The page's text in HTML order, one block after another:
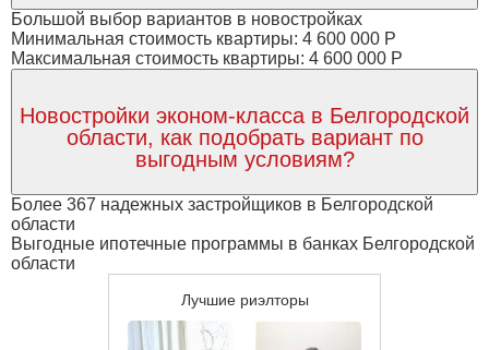
Большой выбор вариантов в новостройках
Минимальная стоимость квартиры: 4 600 000 Р
Максимальная стоимость квартиры: 4 600 000 Р
Новостройки эконом-класса в Белгородской
области, как подобрать вариант по
выгодным условиям?
Более 367 надежных застройщиков в Белгородской
области
Выгодные ипотечные программы в банках Белгородской
области
Лучшие риэлторы